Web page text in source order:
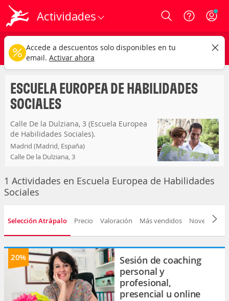
Actividades Login
escuela europea de habilidades sociales
Cualquier tipo Cualquier fecha
CAMBIAR
ESCUELA EUROPEA DE HABILIDADES
SOCIALES
Calle De la Dulziana, 3 (Escuela Europea
de Habilidades Sociales).
Madrid (Madrid, España)
Calle De la Dulziana, 3
1 Actividades en Escuela Europea de Habilidades
Sociales
Selección Atrápalo Precio Valoración Más vendidos Novedad
20%
Sesión de coaching
personal y
profesional,
presencial u online
Accede a descuentos solo disponibles en tu
email. Activar ahora